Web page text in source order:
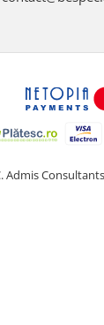
Consultants